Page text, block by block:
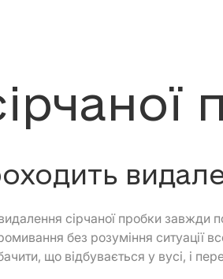
сірчаної пробки завжди
без розуміння ситуації
що відбувається у вусі, і